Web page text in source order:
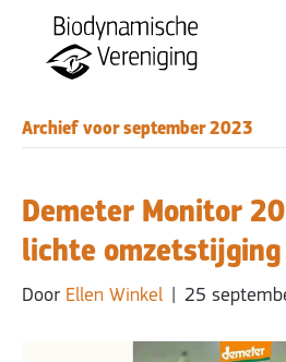
Archief voor september 2023
Demeter Monitor
lichte omzetstijging
Door Ellen Winkel 25